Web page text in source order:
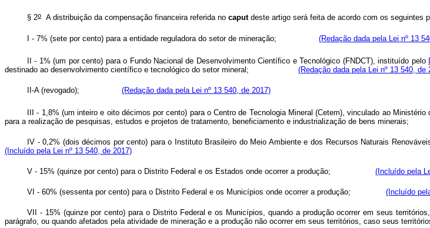
§ 2o A distribuição da compensação financeira referida no caputdeste artigo será feita de acordo com os
I - 7% (sete por cento) para a entidade reguladora do setor de mineração; (Redação dada pela Lei nº 13
II - 1% (um por cento) para o Fundo Nacional de Desenvolvimento Científico e Tecnológico (FNDCT), instituído pelo
destinado ao desenvolvimento científico e tecnológico do setor mineral; (Redação dada pela Lei nº 13 540, de
II-A (revogado); (Redação dada pela Lei nº 13 540, de 2017)
III - 1,8% (um inteiro e oito décimos por cento) para o Centro de Tecnologia Mineral (Cetem), vinculado ao
para a realização de pesquisas, estudos e projetos de tratamento, beneficiamento e industrialização de bens
IV - 0,2% (dois décimos por cento) para o Instituto Brasileiro do Meio Ambiente e dos Recursos Naturais
(Incluído pela Lei nº 13 540, de 2017)
V - 15% (quinze por cento) para o Distrito Federal e os Estados onde ocorrer a produção; (Incluído pela
VI - 60% (sessenta por cento) para o Distrito Federal e os Municípios onde ocorrer a produção; (Incluído
VII - 15% (quinze por cento) para o Distrito Federal e os Municípios, quando a produção ocorrer em seus
parágrafo, ou quando afetados pela atividade de mineração e a produção não ocorrer em seus territórios, caso seus